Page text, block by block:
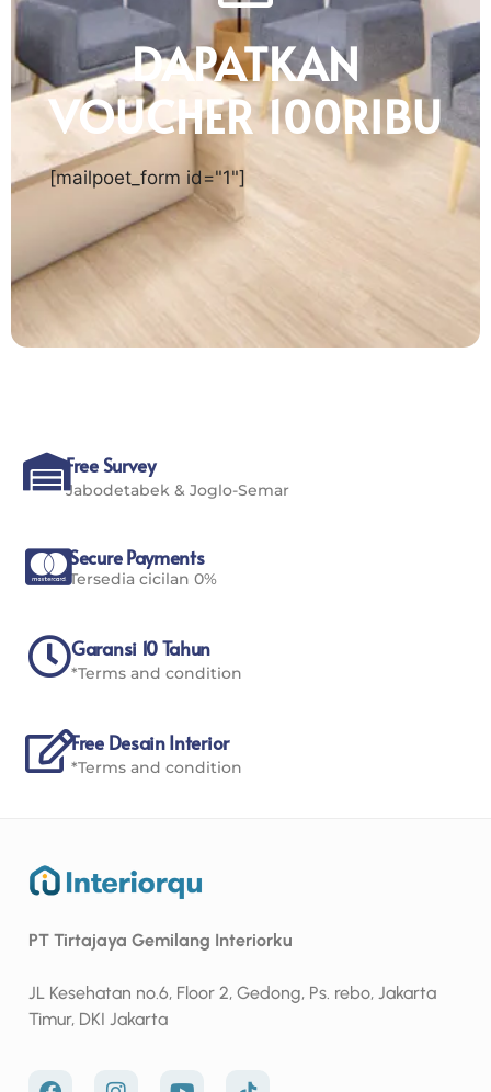
DAPATKAN
VOUCHER 100RIBU
[mailpoet_form id="1"]
Free Survey
Jabodetabek & Joglo-Semar
Secure Payments
Tersedia cicilan 0%
Garansi 10 Tahun
*Terms and condition
Free Desain Interior
*Terms and condition
PT Tirtajaya Gemilang Interiorku
JL Kesehatan no.6, Floor 2, Gedong, Ps. rebo, Jakarta
Timur, DKI Jakarta